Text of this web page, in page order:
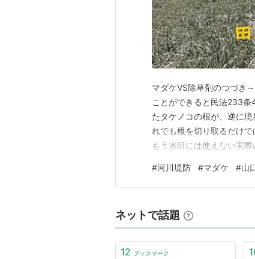
マダケVS除草剤のつづき
ことができると民法233
たタケノコの根が、逆に
れでも根を切り取るだけ
もう水田には使えない実
すという提案をいただい
る実は、空き地の管理で
#河川堤防 #マダケ #山
ネットで話題
12 ブックマーク